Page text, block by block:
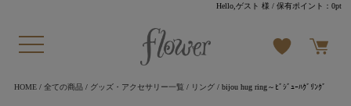
Hello,ゲスト 様 / 保有ポイント：0pt
HOME/ 全ての商品/ グッズ・アクセサリー一覧 / リング/ bijou hug ring～ﾋﾞｼﾞｭｰﾊｸﾞﾘﾝｸﾞ